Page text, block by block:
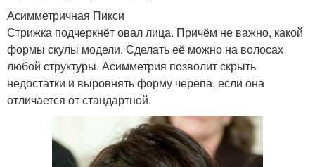
Асимметричная Пикси
Стрижка подчеркнёт овал лица. Причём не важно, какой
формы скулы модели. Сделать её можно на волосах
любой структуры. Асимметрия позволит скрыть
недостатки и выровнять форму черепа, если она
отличается от стандартной.